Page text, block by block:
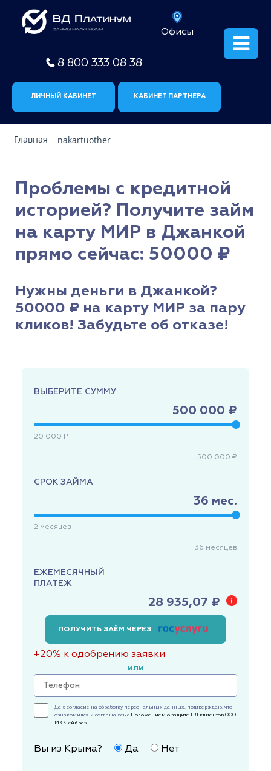
Офисы
8 800 333 08 38
ЛИЧНЫЙ КАБИНЕТ КАБИНЕТ ПАРТНЕРА
Главная nakartuother
Проблемы с кредитной
историей? Получите займ
на карту МИР в Джанкой
прямо сейчас: 50000 ₽
Нужны деньги в Джанкой?
50000 ₽ на карту МИР за пару
кликов! Забудьте об отказе!
ВЫБЕРИТЕ СУММУ
500 000 ₽
20 000 ₽
500 000 ₽
СРОК ЗАЙМА
36 мес.
2 месяцев
36 месяцев
ЕЖЕМЕСЯЧНЫЙ
ПЛАТЕЖ
28 935,07 ₽
ПОЛУЧИТЬ ЗАЁМ ЧЕРЕЗ
+20% к одобрению заявки
или
Даю согласие на обработку персональных данных, подтверждаю, что
ознакомился и соглашаюсь с Положением о защите ПД клиентов ООО
МКК «Айва»
Вы из Крыма? Да Нет